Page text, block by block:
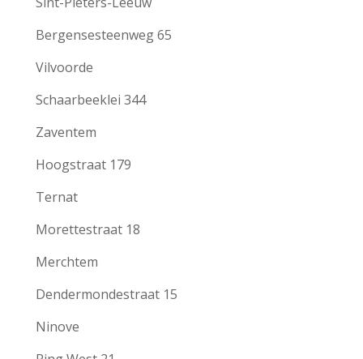
Bergensesteenweg 65
Vilvoorde
Schaarbeeklei 344
Zaventem
Hoogstraat 179
Ternat
Morettestraat 18
Merchtem
Dendermondestraat 15
Ninove